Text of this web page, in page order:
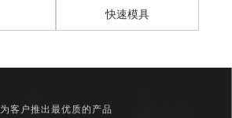
快速模具
为客户推出最优质的产品